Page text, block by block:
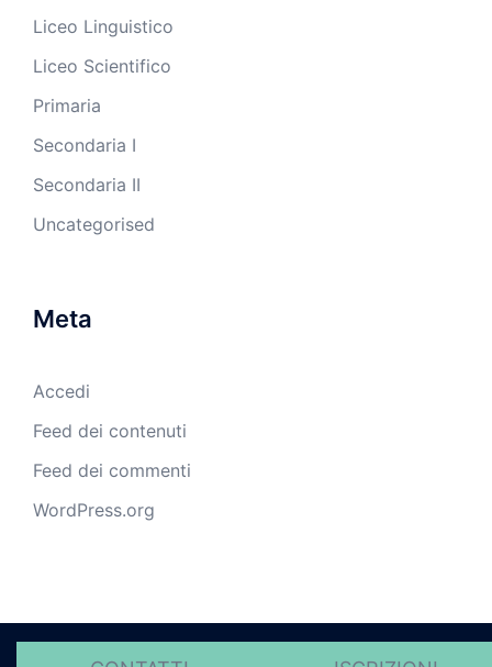
Liceo Linguistico
Liceo Scientifico
Primaria
Secondaria I
Secondaria II
Uncategorised
Meta
Accedi
Feed dei contenuti
Feed dei commenti
WordPress.org
© 2026 Istituti Redentore - Politica sulla riservatezza.